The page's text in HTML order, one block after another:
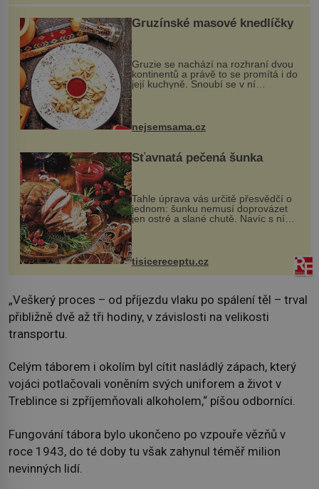
Gruzínské masové knedlíčky
Gruzie se nachází na rozhraní dvou
kontinentů a právě to se promítá i do
její kuchyně. Snoubí se v ní
evropské a asijské chutě a díky tomu
pokrmy, které rozhodně st...
nejsemsama.cz
Šťavnatá pečená šunka
Tahle úprava vás určitě přesvědčí o
jednom: šunku nemusí doprovázet
jen ostré a slané chutě. Navíc s ní
nakrmíte poměrně hodně hladových
krků. Ingredience sádlo 3 kg šunky
vcelku 3 stroužky česneku hl...
tisicereceptu.cz
„Veškerý proces – od příjezdu vlaku po spálení těl – trval
přibližně dvě až tři hodiny, v závislosti na velikosti
transportu.
Celým táborem i okolím byl cítit nasládlý zápach, který
vojáci potlačovali voněním svých uniforem a život v
Treblince si zpříjemňovali alkoholem,“ píšou odborníci.
Fungování tábora bylo ukončeno po vzpouře vězňů v
roce 1943, do té doby tu však zahynul téměř milion
nevinných lidí.